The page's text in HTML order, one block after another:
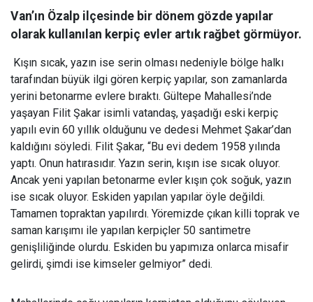
Van’ın Özalp ilçesinde bir dönem gözde yapılar
olarak kullanılan kerpiç evler artık rağbet görmüyor.
Kışın sıcak, yazın ise serin olması nedeniyle bölge halkı
tarafından büyük ilgi gören kerpiç yapılar, son zamanlarda
yerini betonarme evlere bıraktı. Gültepe Mahallesi’nde
yaşayan Filit Şakar isimli vatandaş, yaşadığı eski kerpiç
yapılı evin 60 yıllık olduğunu ve dedesi Mehmet Şakar’dan
kaldığını söyledi. Filit Şakar, “Bu evi dedem 1958 yılında
yaptı. Onun hatırasıdır. Yazın serin, kışın ise sıcak oluyor.
Ancak yeni yapılan betonarme evler kışın çok soğuk, yazın
ise sıcak oluyor. Eskiden yapılan yapılar öyle değildi.
Tamamen topraktan yapılırdı. Yöremizde çıkan killi toprak ve
saman karışımı ile yapılan kerpiçler 50 santimetre
genişliliğinde olurdu. Eskiden bu yapımıza onlarca misafir
gelirdi, şimdi ise kimseler gelmiyor” dedi.